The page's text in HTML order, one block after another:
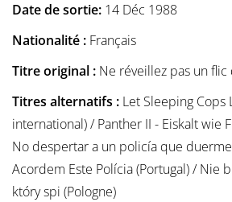
Date de sortie: 14 Déc 1988
Nationalité : Français
Titre original : Ne réveillez pas un
Titres alternatifs : Let Sleeping Cops
international) / Panther II - Eiskalt wie
No despertar a un policía que
Acordem Este Polícia (Portugal) / Nie
który spi (Pologne)